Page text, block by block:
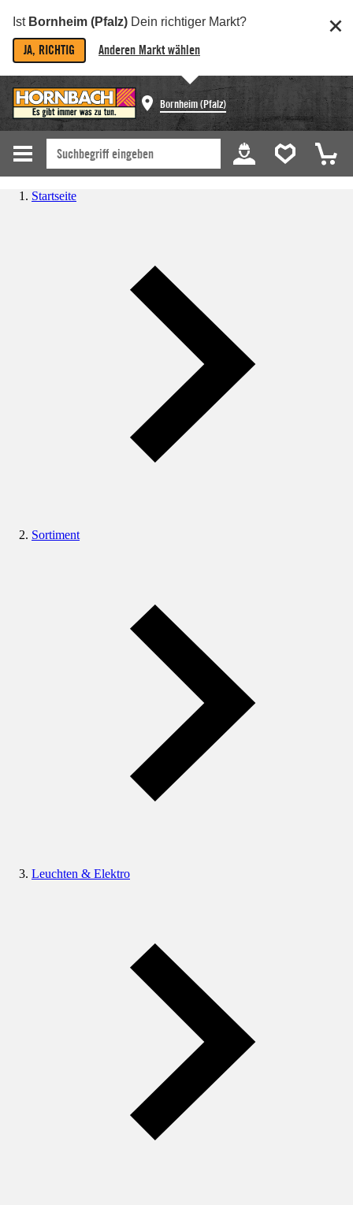
Ist Bornheim (Pfalz) Dein richtiger Markt?
JA, RICHTIG Anderen Markt wählen
Bornheim (Pfalz)
Startseite
Sortiment
Leuchten & Elektro